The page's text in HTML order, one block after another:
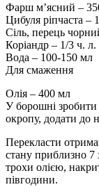
Фарш м’ясний –
Цибуля ріпчаста –
Сіль, перець
Коріандр – 1/3 ч. л.
Вода – 100-150 мл
Для смаження
Олія – 400 мл
У борошні зробити
окропу, додати до
Перекласти
стану приблизно 7
трохи олією,
півгодини.